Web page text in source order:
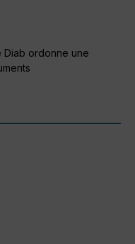
Diab ordonne une